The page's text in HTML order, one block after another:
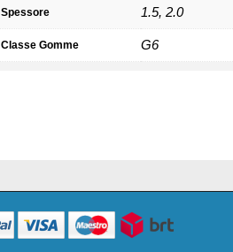
Spessore 1.5, 2.0
Classe Gomme G6